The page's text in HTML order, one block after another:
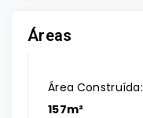
Áreas
Área Construída:
157m²